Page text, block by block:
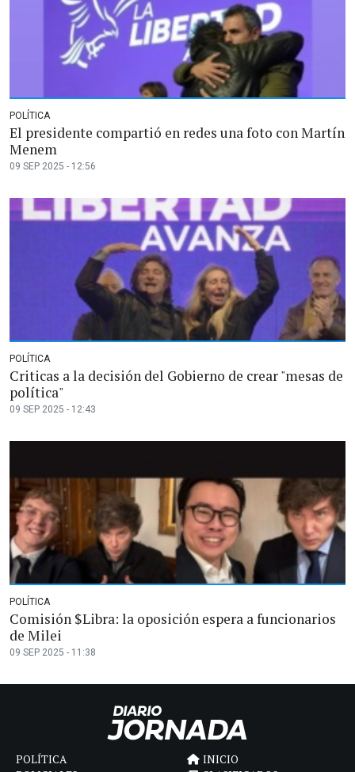
POLÍTICA
El presidente compartió en redes una foto con Martín
Menem
09 SEP 2025 - 12:56
POLÍTICA
Criticas a la decisión del Gobierno de crear "mesas de
política"
09 SEP 2025 - 12:43
POLÍTICA
Comisión $Libra: la oposición espera a funcionarios
de Milei
09 SEP 2025 - 11:38
POLÍTICA
INICIO